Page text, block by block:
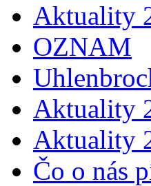
Aktuality
OZNAM
Aktuality
Aktuality
Čo o nás